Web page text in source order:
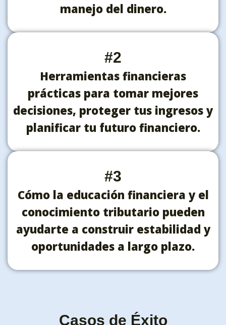
manejo del dinero.
#2
Herramientas financieras
prácticas para tomar mejores
decisiones, proteger tus ingresos y
planificar tu futuro financiero.
#3
Cómo la educación financiera y el
conocimiento tributario pueden
ayudarte a construir estabilidad y
oportunidades a largo plazo.
Casos de Éxito